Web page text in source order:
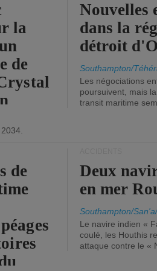
la
de
Nouvelles
dans la
détroit
Southampton/
Les négociations
poursuivent, mais
transit maritime
de
Deux
en mer
Southampton/
Le navire indien «
coulé, les Houthis
attaque contre le «